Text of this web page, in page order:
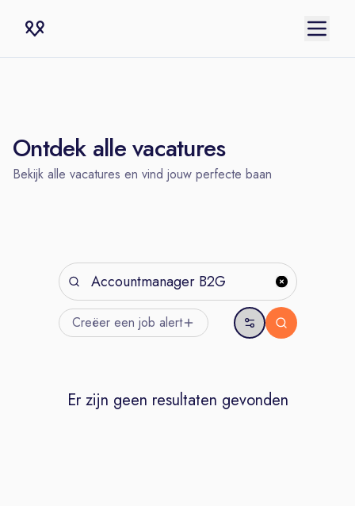
Ontdek alle vacatures
Bekijk alle vacatures en vind jouw perfecte baan
Creëer een job alert
Er zijn geen resultaten gevonden